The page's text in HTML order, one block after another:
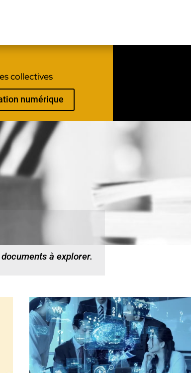
collectives
numérique
à explorer.